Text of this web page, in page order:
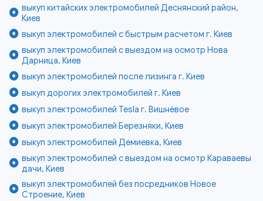
выкуп китайских электромобилей Деснянский район,
Киев
выкуп электромобилей с быстрым расчетом г. Киев
выкуп электромобилей с выездом на осмотр Нова
Дарница, Киев
выкуп электромобилей после лизинга г. Киев
выкуп дорогих электромобилей г. Киев
выкуп электромобилей Tesla г. Вишнёвое
выкуп электромобилей Березняки, Киев
выкуп электромобилей Демиевка, Киев
выкуп электромобилей с выездом на осмотр Караваевы
дачи, Киев
выкуп электромобилей без посредников Новое
Строение, Киев